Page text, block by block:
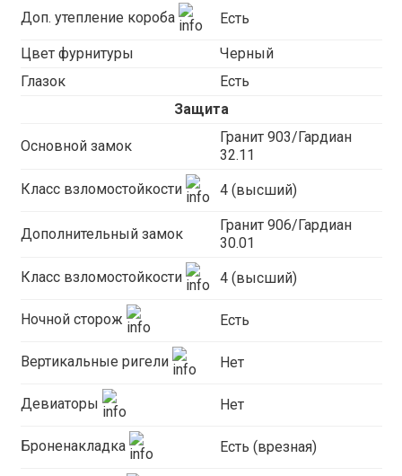
Доп. утепление короба Есть
Цвет фурнитуры
Черный
Глазок
Есть
Защита
Основной замок
Гранит 903/Гардиан
32.11
Класс взломостойкости 4 (высший)
Дополнительный замок
Гранит 906/Гардиан
30.01
Класс взломостойкости 4 (высший)
Ночной сторож Есть
Вертикальные ригели Нет
Девиаторы Нет
Броненакладка Есть (врезная)